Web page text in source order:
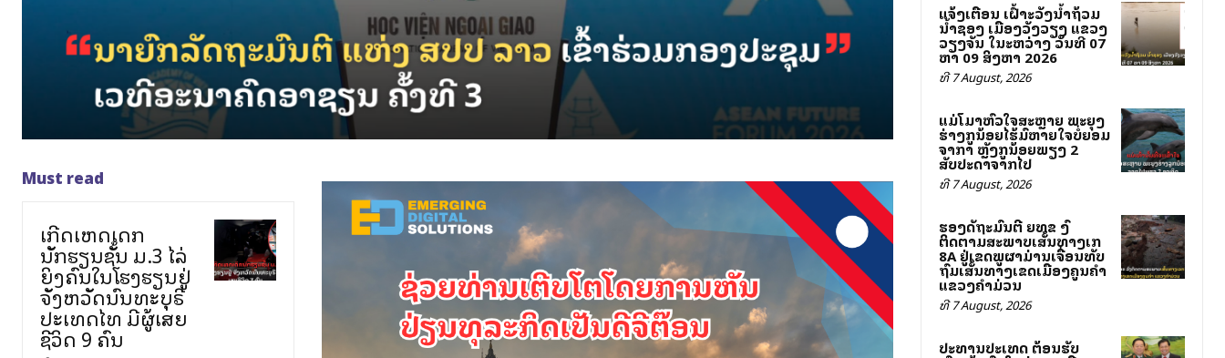
Must read
ເກີດເຫດເດັກ
ນັກຮຽນຊັ້ນ ມ.3 ໄລ່
ຍິງຄົນໃນໂຮງຮຽນຢູ່
ຈັງຫວັດນົນທະບຸຣີ
ປະເທດໄທ ມີຜູ້ເສຍ
ຊີວິດ 9 ຄົນ
ແຈ້ງເຕືອນ ເຝົ້າລະວັງນ້ຳຖ້ວມ
ນ້ຳຊອງ ເມືອງວັງວຽງ ແຂວງ
ວຽງຈັນ ໃນລະຫວ່າງ ວັນທີ 07
ຫາ 09 ສິງຫາ 2026
ທີ 7 August, 2026
ແມ່ໂລມາຫົວໃຈສະຫຼາຍ ພະຍຸງ
ຮ່າງລູກນ້ອຍໄຮ້ລົມຫາຍໃຈບໍ່ຍອມ
ຈາກລາ ຫຼັງລູກນ້ອຍພຽງ 2
ສັບປະດາຈາກໄປ
ທີ 7 August, 2026
ຮອງລັດຖະມົນຕີ ຍທຂ ລົງ
ຕິດຕາມສະພາບເສັ້ນທາງເລກ
8A ຢູ່ເຂດພູຜາມ່ານເຈື່ອນທັບ
ຖົມເສັ້ນທາງເຂດເມືອງຄູນຄໍາ
ແຂວງຄໍາມ່ວນ
ທີ 7 August, 2026
ປະທານປະເທດ ຕ້ອນຮັບ